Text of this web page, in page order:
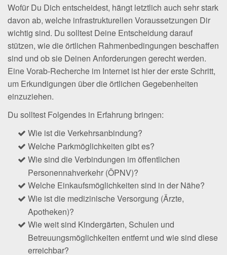
Wofür Du Dich entscheidest, hängt letztlich auch sehr stark
davon ab, welche infrastrukturellen Voraussetzungen Dir
wichtig sind. Du solltest Deine Entscheidung darauf
stützen, wie die örtlichen Rahmenbedingungen beschaffen
sind und ob sie Deinen Anforderungen gerecht werden.
Eine Vorab-Recherche im Internet ist hier der erste Schritt,
um Erkundigungen über die örtlichen Gegebenheiten
einzuziehen.
Du solltest Folgendes in Erfahrung bringen:
Wie ist die Verkehrsanbindung?
Welche Parkmöglichkeiten gibt es?
Wie sind die Verbindungen im öffentlichen
Personennahverkehr (ÖPNV)?
Welche Einkaufsmöglichkeiten sind in der Nähe?
Wie ist die medizinische Versorgung (Ärzte,
Apotheken)?
Wie weit sind Kindergärten, Schulen und
Betreuungsmöglichkeiten entfernt und wie sind diese
erreichbar?